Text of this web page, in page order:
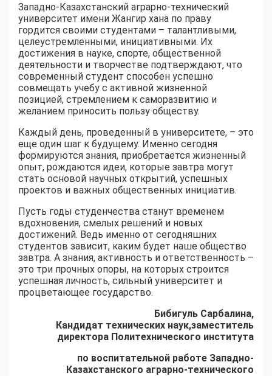
Западно-Казахстанский аграрно-технический
университет имени Жангир хана по праву
гордится своими студентами – талантливыми,
целеустремленными, инициативными. Их
достижения в науке, спорте, общественной
деятельности и творчестве подтверждают, что
современный студент способен успешно
совмещать учебу с активной жизненной
позицией, стремлением к саморазвитию и
желанием приносить пользу обществу.
Каждый день, проведенный в университете, – это
еще один шаг к будущему. Именно сегодня
формируются знания, приобретается жизненный
опыт, рождаются идеи, которые завтра могут
стать основой научных открытий, успешных
проектов и важных общественных инициатив.
Пусть годы студенчества станут временем
вдохновения, смелых решений и новых
достижений. Ведь именно от сегодняшних
студентов зависит, каким будет наше общество
завтра. А знания, активность и ответственность –
это три прочных опоры, на которых строится
успешная личность, сильный университет и
процветающее государство.
Бибигуль Сарбалина,
Кандидат технических наук,заместитель
директора Политехнического института
по воспитательной работе Западно-
Казахстанского аграрно-технического